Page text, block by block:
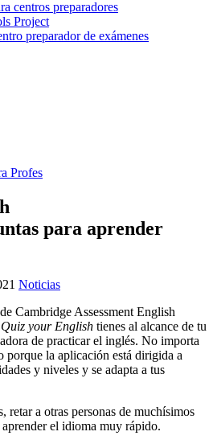
centros preparadores
Project
preparador de exámenes
Profes
para aprender
Noticias
Cambridge Assessment English
Quiz your English tienes al alcance de tu
de practicar el inglés. No importa
porque la aplicación está dirigida a
y niveles y se adapta a tus
retar a otras personas de muchísimos
el idioma muy rápido.